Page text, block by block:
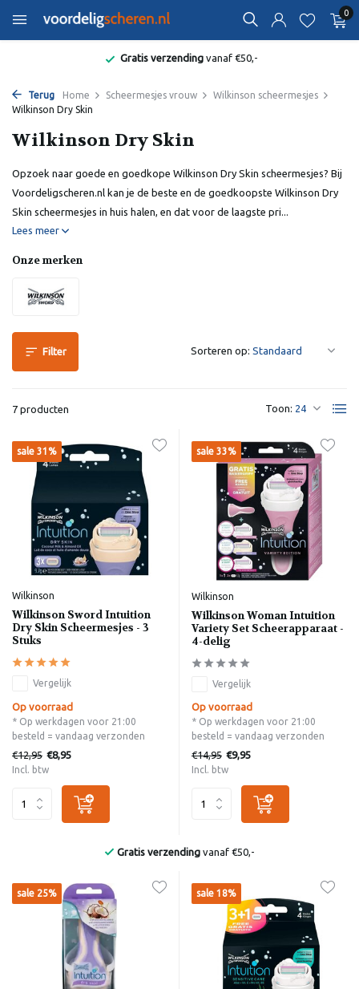
0
Bekend van de Radio
Terug Home Scheermesjes vrouw
Wilkinson scheermesjes
Wilkinson Dry Skin
Wilkinson Dry Skin
Opzoek naar goede en goedkope Wilkinson Dry Skin scheermesjes? Bij
Voordeligscheren.nl kan je de beste en de goedkoopste Wilkinson Dry
Skin scheermesjes in huis halen, en dat voor de laagste pri...
Lees meer
Onze merken
Filter
7 producten Toon:
Sorteren op:
sale 31%
Wilkinson
Wilkinson Sword Intuition
Dry Skin Scheermesjes - 3
Stuks
Vergelijk
Op voorraad
* Op werkdagen voor 21:00
besteld = vandaag verzonden
€12,95 €8,95
Incl. btw
sale 33%
Wilkinson
Wilkinson Woman Intuition
Variety Set Scheerapparaat -
4-delig
Vergelijk
Op voorraad
* Op werkdagen voor 21:00
besteld = vandaag verzonden
€14,95 €9,95
Incl. btw
Bekend van de Radio
sale 25% sale 18%